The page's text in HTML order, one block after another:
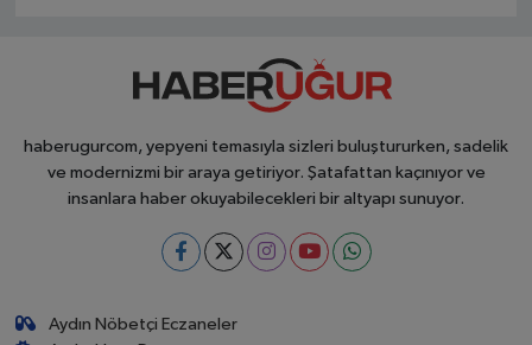
haberugurcom, yepyeni temasıyla sizleri buluştururken, sadelik
ve modernizmi bir araya getiriyor. Şatafattan kaçınıyor ve
insanlara haber okuyabilecekleri bir altyapı sunuyor.
Aydın Nöbetçi Eczaneler